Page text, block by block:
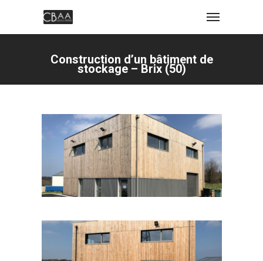
Construction d’un bâtiment de
stockage – Brix (50)